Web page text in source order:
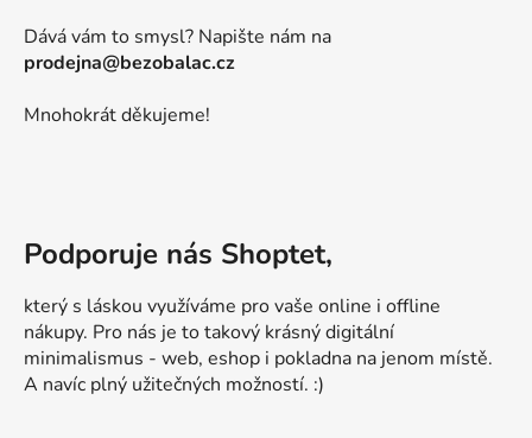
Dává vám to smysl? Napište nám na
prodejna@bezobalac.cz
Mnohokrát děkujeme!
Podporuje nás Shoptet,
který s láskou využíváme pro vaše online i offline
nákupy. Pro nás je to takový krásný digitální
minimalismus - web, eshop i pokladna na jenom místě.
A navíc plný užitečných možností. :)